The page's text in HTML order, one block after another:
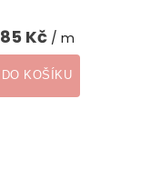
85 Kč / m
DO KOŠÍKU